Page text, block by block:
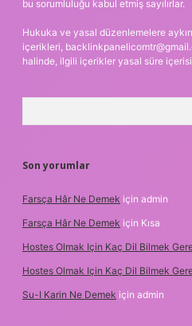
bu sorumluluğu kabul etmiş sayılırlar.
Hukuka ve yasal düzenlemelere
içerikleri,
halinde, ilgili içerikler yasal süre
Son yorumlar
Farsça Hâr Ne Demek için admin
Farsça Hâr Ne Demek için Kısa
Hostes Olmak Için Kaç Dil Bilmek
Hostes Olmak Için Kaç Dil Bilmek
Su-I Karin Ne Demek için admin